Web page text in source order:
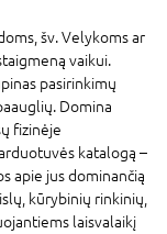
šv. Velykoms ar
vaikui.
pasirinkimų
Domina
fizinėje
katalogą –
apie jus dominančią
kūrybinių rinkinių,
laisvalaikį